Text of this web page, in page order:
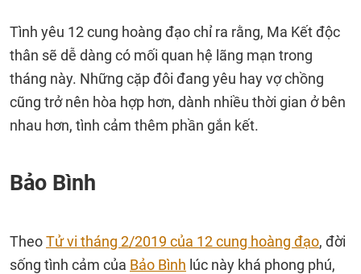
Tình yêu 12 cung hoàng đạo chỉ ra rằng, Ma Kết độc
thân sẽ dễ dàng có mối quan hệ lãng mạn trong
tháng này. Những cặp đôi đang yêu hay vợ chồng
cũng trở nên hòa hợp hơn, dành nhiều thời gian ở bên
nhau hơn, tình cảm thêm phần gắn kết.
Bảo Bình
TheoTử vi tháng 2/2019 của 12 cung hoàng đạo, đời
sống tình cảm của Bảo Bình lúc này khá phong phú,